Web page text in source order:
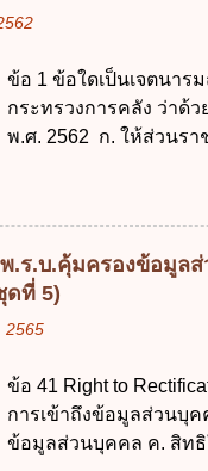
การเปิดเรียนภาคต้น ถ้า
รัฐทุกแห่ง ข. กิจการด้าน
ข้อ 3 โดยหลัก ทั่วไป พ
ข้อมูลส่วนบุคคล พ.ศ.
ใด ก. 26 พฤษภาคม
พฤษภาคม 2562 ข้อ 4
ซึ่งมีอำนาจหน้าที่ตัดสินใ
รวบรวม ใช้ หรือเปิดเผ
ความหมายตามข้อใด ก
มีอำนาจแต่งตั้งพนักงา
ราชบัญญัติคุ้มครองข้อ
2562 ก. นายกรัฐมนตรี
กระทรวงดิจิทัลเพื่อเศร...
ข้อ 1 ข้อใดเป็นเจตนาร
กระทรวงการคลัง ว่าด้ว
พ.ศ. 2562 ก. ให้ส่วนรา
ส่วนราชการมีเงินทดรอ
ตามข้อผูกพันในการกู้เงิ
รองรับการปฏิบัติงานด้า
นโยบาย New GFMIS
ความช่วยเหลือในกรณีจ
สามารถรอการเบิกเงิน
ราชการ พ.ศ. 2562 ออ
แม่บทใด ก. พระราชบัญ
ประมาณ พ.ศ. 2561 ข.
.ร.บ.คุ้มครองข้อมูล
ดที่ 5)
2565
ข้อ 41 Right to
การเข้าถึงข้อมูลส่วนบุ
ข้อมูลส่วนบุคคล ค. สิทธิ